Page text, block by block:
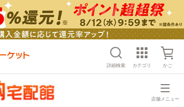
詳細検索 カテゴリ かご
店舗メニュー